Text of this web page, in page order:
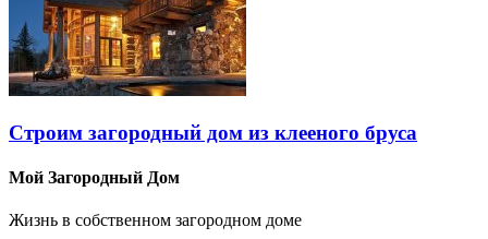
Строим загородный дом из клееного бруса
Мой Загородный Дом
Жизнь в собственном загородном доме